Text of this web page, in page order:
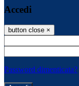
Accedi
button close ×
Password dimenticata?